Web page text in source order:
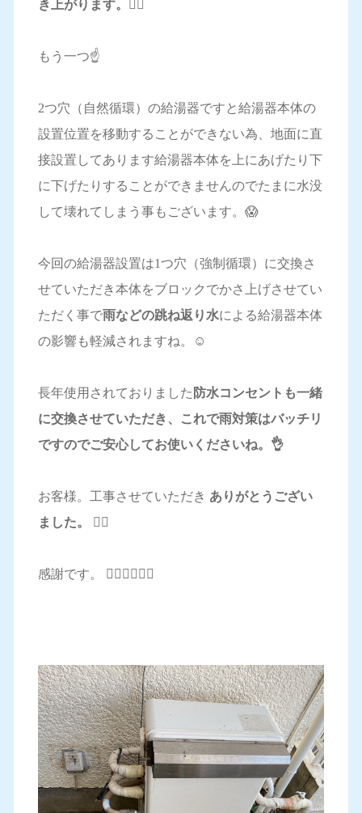
き上がります。🙆‍♀️
もう一つ☝️
2つ穴（自然循環）の給湯器ですと給湯器本体の
設置位置を移動することができない為、地面に直
接設置してあります給湯器本体を上にあげたり下
に下げたりすることができませんのでたまに水没
して壊れてしまう事もございます。😱
今回の給湯器設置は1つ穴（強制循環）に交換さ
せていただき本体をブロックでかさ上げさせてい
ただく事で雨などの跳ね返り水による給湯器本体
の影響も軽減されますね。☺️
長年使用されておりました 防水コンセントも一緒
に交換させていただき、これで雨対策はバッチリ
ですのでご安心してお使いくださいね。👌
お客様。工事させていただき ありがとうござい
ました。 🙇‍♂️
感謝です。 🙇‍♂️🙇‍♂️🙇‍♂️